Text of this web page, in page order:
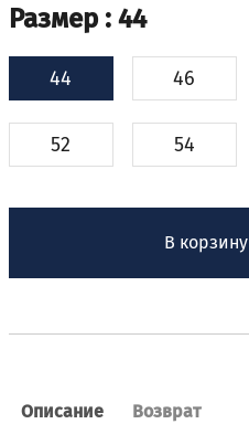
Размер : 44
44 46
52 54
В корзину
Описание Возврат